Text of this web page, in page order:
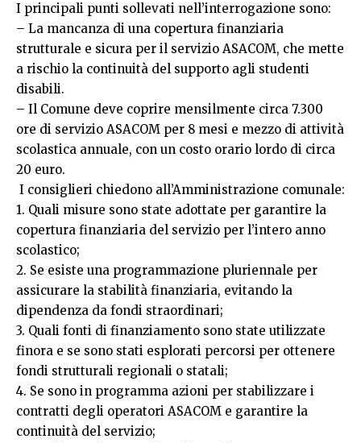
I principali punti sollevati nell’interrogazione sono:
– La mancanza di una copertura finanziaria
strutturale e sicura per il servizio ASACOM, che mette
a rischio la continuità del supporto agli studenti
disabili.
– Il Comune deve coprire mensilmente circa 7.300
ore di servizio ASACOM per 8 mesi e mezzo di attività
scolastica annuale, con un costo orario lordo di circa
20 euro.
I consiglieri chiedono all’Amministrazione comunale:
1. Quali misure sono state adottate per garantire la
copertura finanziaria del servizio per l’intero anno
scolastico;
2. Se esiste una programmazione pluriennale per
assicurare la stabilità finanziaria, evitando la
dipendenza da fondi straordinari;
3. Quali fonti di finanziamento sono state utilizzate
finora e se sono stati esplorati percorsi per ottenere
fondi strutturali regionali o statali;
4. Se sono in programma azioni per stabilizzare i
contratti degli operatori ASACOM e garantire la
continuità del servizio;